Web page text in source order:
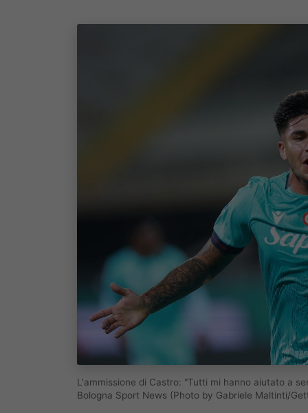
L'ammissione di Castro: "Tutti mi hanno aiutato a
Bologna Sport News (Photo by Gabriele Maltinti/